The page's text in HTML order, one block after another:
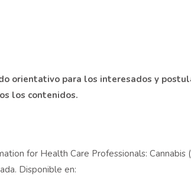
orientativo para los interesados y
los contenidos.
for Health Care Professionals: Cannabis
Disponible en: